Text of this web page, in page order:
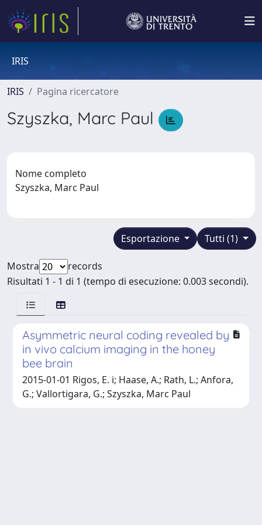
IRIS
IRIS Pagina ricercatore
Szyszka, Marc Paul
Nome completo
Szyszka, Marc Paul
Tutti (1)
Esportazione
Mostra
records
Risultati 1 - 1 di 1 (tempo di esecuzione: 0.003 secondi).
Asymmetric neural coding revealed by
in vivo calcium imaging in the honey
bee brain
2015-01-01 Rigos, E. i; Haase, A.; Rath, L.; Anfora,
G.; Vallortigara, G.; Szyszka, Marc Paul